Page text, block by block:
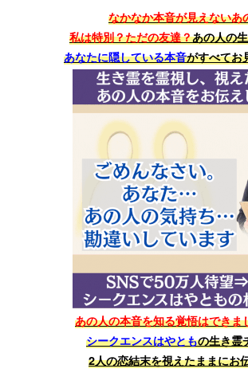
なかなか本音が見えない
私は特別？ただの友達？あの人の
あなたに隠している本音がすべてお
あの人の本音を知る覚悟はでき
シークエンスはやともの生き霊
2人の恋結末を視えたままにお